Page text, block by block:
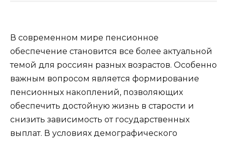
В современном мире пенсионное
обеспечение становится все более актуальной
темой для россиян разных возрастов. Особенно
важным вопросом является формирование
пенсионных накоплений, позволяющих
обеспечить достойную жизнь в старости и
снизить зависимость от государственных
выплат. В условиях демографического